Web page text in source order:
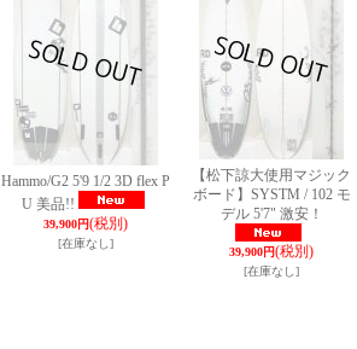
Hammo/G2 5'9 1/2 3D flex P
U 美品!!
39,900円(税別)
[在庫なし]
【松下諒大使用マジック
ボード】SYSTM / 102 モ
デル 5'7" 激安！
39,900円(税別)
[在庫なし]